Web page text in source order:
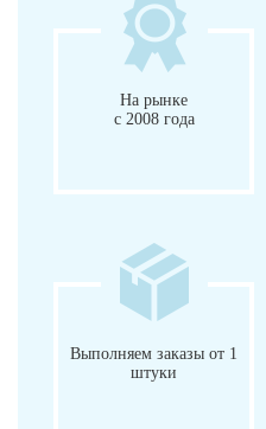
На рынке
с 2008 года
Выполняем заказы от 1
штуки